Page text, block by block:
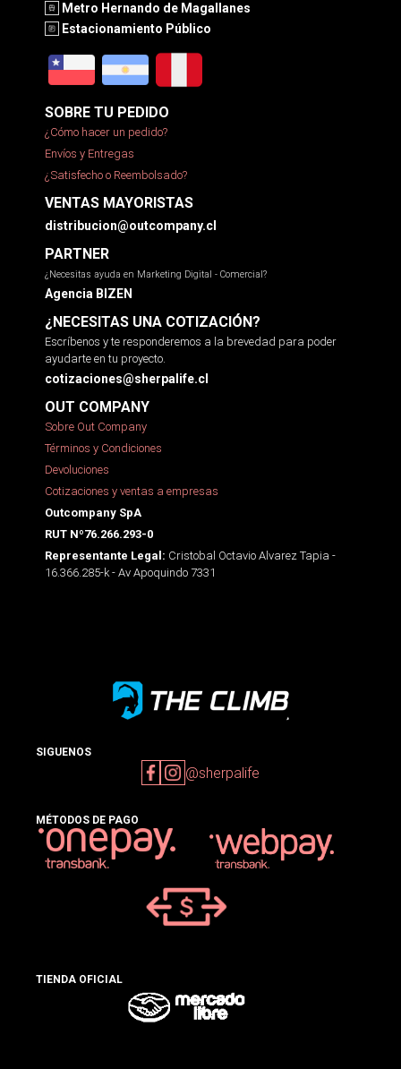
Metro Hernando de Magallanes
Estacionamiento Público
SOBRE TU PEDIDO
¿Cómo hacer un pedido?
Envíos y Entregas
¿Satisfecho o Reembolsado?
VENTAS MAYORISTAS
distribucion@outcompany.cl
PARTNER
¿Necesitas ayuda en Marketing Digital - Comercial?
Agencia BIZEN
¿NECESITAS UNA COTIZACIÓN?
Escríbenos y te responderemos a la brevedad para poder
ayudarte en tu proyecto.
cotizaciones@sherpalife.cl
OUT COMPANY
Sobre Out Company
Términos y Condiciones
Devoluciones
Cotizaciones y ventas a empresas
Outcompany SpA
RUT Nº76.266.293-0
Representante Legal: Cristobal Octavio Alvarez Tapia -
16.366.285-k - Av Apoquindo 7331
SIGUENOS
@sherpalife
MÉTODOS DE PAGO
TIENDA OFICIAL